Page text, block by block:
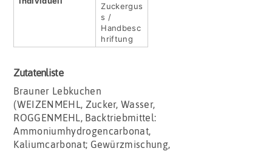
Zuckergus
s /
Handbesc
hriftung
Zutatenliste
Brauner Lebkuchen
(WEIZENMEHL, Zucker, Wasser,
ROGGENMEHL, Backtriebmittel:
Ammoniumhydrogencarbonat,
Kaliumcarbonat; Gewürzmischung,